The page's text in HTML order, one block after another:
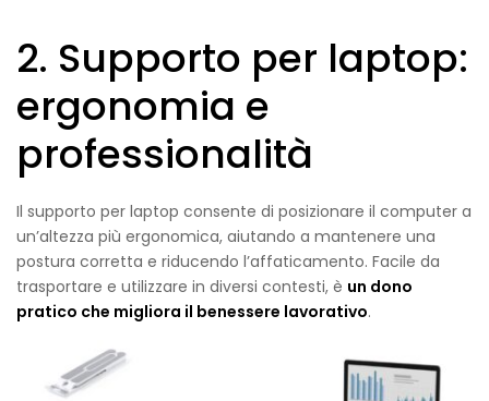
2. Supporto per laptop:
ergonomia e
professionalità
Il supporto per laptop consente di posizionare il computer a
un’altezza più ergonomica, aiutando a mantenere una
postura corretta e riducendo l’affaticamento. Facile da
trasportare e utilizzare in diversi contesti, è un dono
pratico che migliora il benessere lavorativo.